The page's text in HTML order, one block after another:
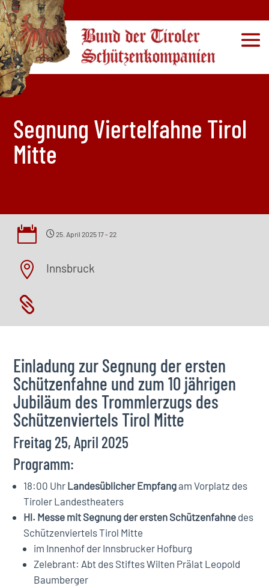
Segnung Viertelfahne Tirol
Mitte
 25. April 2025 17-22
 Innsbruck

Einladung zur Segnung der ersten
Schützenfahne und zum 10 jährigen
Jubiläum des Trommlerzugs des
Schützenviertels Tirol Mitte
Freitag 25, April 2025
Programm:
18:00 Uhr Landesüblicher Empfangam Vorplatz des
Tiroler Landestheaters
Hl. Messe mit Segnung der ersten Schützenfahne des
Schützenviertels Tirol Mitte
im Innenhof der Innsbrucker Hofburg
Zelebrant: Abt des Stiftes Wilten Prälat Leopold
Baumberger